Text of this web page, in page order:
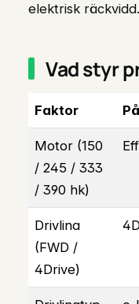
elektrisk räckvidd.
Vad styr
Faktor
Motor (150
/ 245 / 333
/ 390 hk)
Drivlina
(FWD /
4Drive)